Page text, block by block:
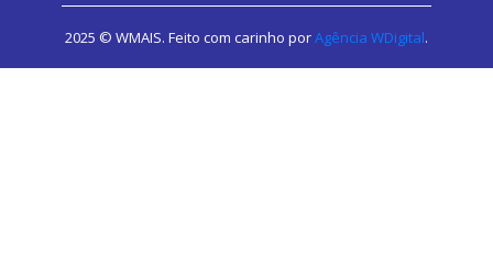
2025 © WMAIS. Feito com carinho porAgência WDigital.